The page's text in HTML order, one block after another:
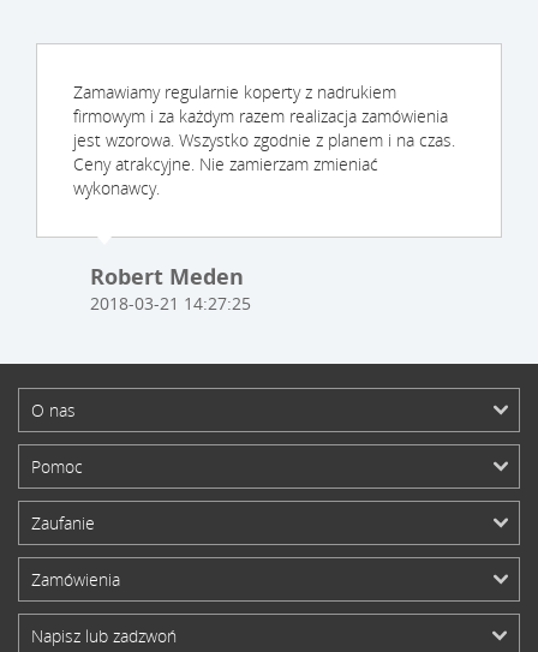
Zamawiamy regularnie koperty z nadrukiem
firmowym i za każdym razem realizacja zamówienia
jest wzorowa. Wszystko zgodnie z planem i na czas.
Ceny atrakcyjne. Nie zamierzam zmieniać
wykonawcy.
Robert Meden
2018-03-21 14:27:25
O nas
Pomoc
Zaufanie
Zamówienia
Napisz lub zadzwoń